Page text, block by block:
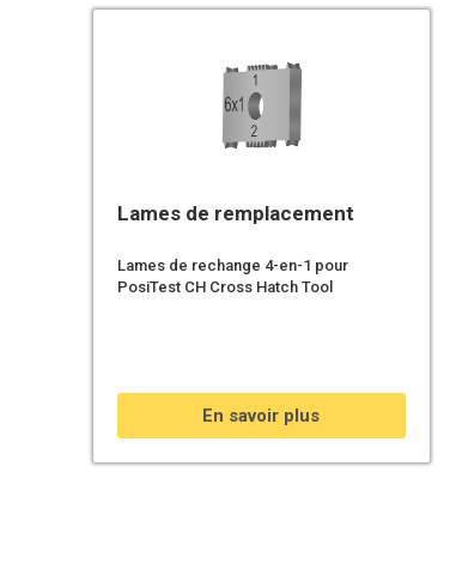
Lames de remplacement
Lames de rechange 4-en-1 pour
PosiTest CH Cross Hatch Tool
En savoir plus